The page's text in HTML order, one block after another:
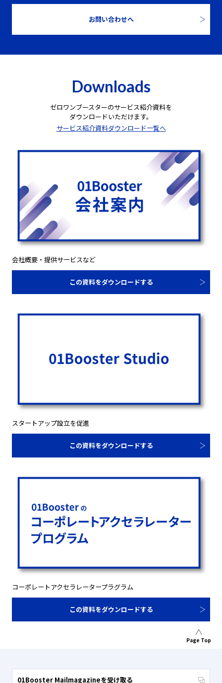
お問い合わせへ
Downloads
ゼロワンブースターのサービス紹介資料を
ダウンロードいただけます。
サービス紹介資料ダウンロード一覧へ
会社概要・提供サービスなど
この資料をダウンロードする
スタートアップ設立を促進
この資料をダウンロードする
コーポレートアクセラレータープラグラム
この資料をダウンロードする
Page Top
01Booster Mailmagazineを受け取る